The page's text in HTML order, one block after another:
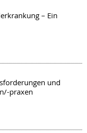
– Ein
und
praxen